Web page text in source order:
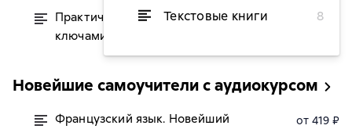
Текстовые книги
8
Практический курс французского с
ключами
от 399 ₽
Новейшие самоучители с аудиокурсом
Французский язык. Новейший
от 419 ₽